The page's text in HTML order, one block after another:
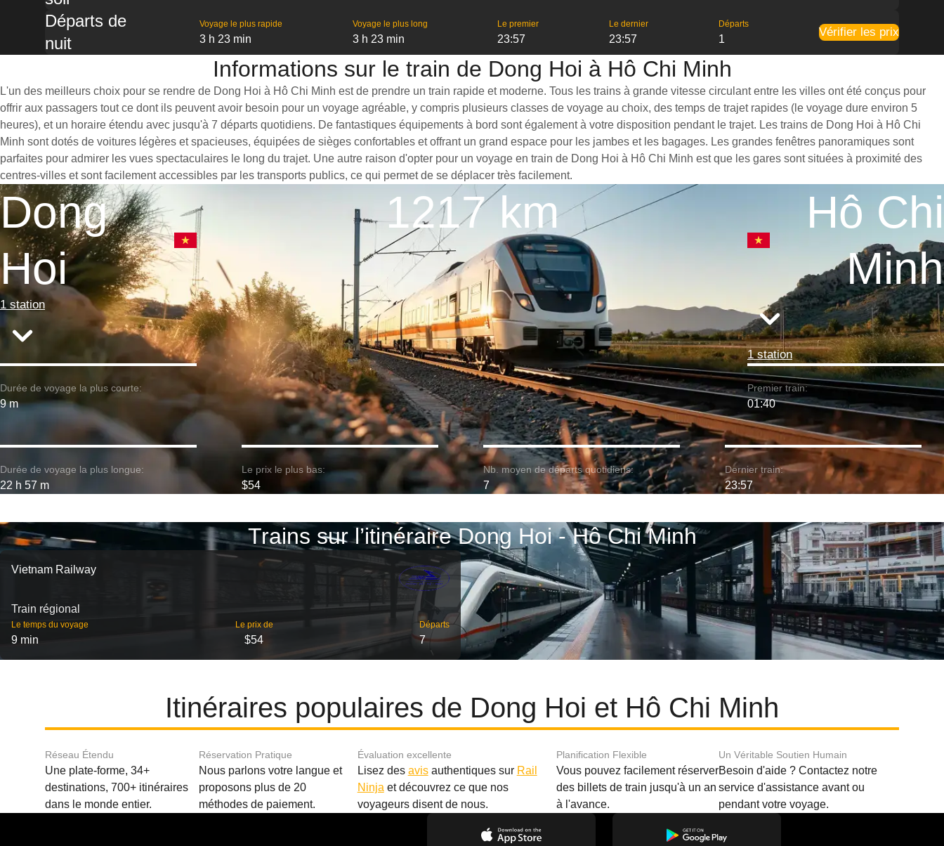
Départs de
nuit
Voyage le plus rapide
3 h 23 min
Voyage le plus long
3 h 23 min
Le premier
23:57
Le dernier
23:57
Départs
1
Vérifier les prix
Informations sur le train de Dong Hoi à Hô Chi Minh
L'un des meilleurs choix pour se rendre de Dong Hoi à Hô Chi Minh est de prendre un train rapide et moderne. Tous les trains à grande vitesse circulant entre les villes ont été conçus pour
offrir aux passagers tout ce dont ils peuvent avoir besoin pour un voyage agréable, y compris plusieurs classes de voyage au choix, des temps de trajet rapides (le voyage dure environ 5
heures), et un horaire étendu avec jusqu'à 7 départs quotidiens. De fantastiques équipements à bord sont également à votre disposition pendant le trajet. Les trains de Dong Hoi à Hô Chi
Minh sont dotés de voitures légères et spacieuses, équipées de sièges confortables et offrant un grand espace pour les jambes et les bagages. Les grandes fenêtres panoramiques sont
parfaites pour admirer les vues spectaculaires le long du trajet. Une autre raison d'opter pour un voyage en train de Dong Hoi à Hô Chi Minh est que les gares sont situées à proximité des
centres-villes et sont facilement accessibles par les transports publics, ce qui permet de se déplacer très facilement.
Dong
Hoi
1 station
1217 km
Hô Chi
Minh
1 station
Durée de voyage la plus courte:
9 m
Premier train:
01:40
Durée de voyage la plus longue:
22 h 57 m
Le prix le plus bas:
$54
Nb. moyen de départs quotidiens:
7
Dernier train:
23:57
Trains sur l’itinéraire Dong Hoi - Hô Chi Minh
Vietnam Railway
Train régional
Le temps du voyage
9 min
Le prix de
$54
Départs
7
Itinéraires populaires de Dong Hoi et Hô Chi Minh
Réseau Étendu
Une plate-forme, 34+
destinations, 700+ itinéraires
dans le monde entier.
Réservation Pratique
Nous parlons votre langue et
proposons plus de 20
méthodes de paiement.
Évaluation excellente
Lisez des avisauthentiques sur Rail
Ninja et découvrez ce que nos
voyageurs disent de nous.
Planification Flexible
Vous pouvez facilement réserver
des billets de train jusqu'à un an
à l'avance.
Un Véritable Soutien Humain
Besoin d'aide ? Contactez notre
service d'assistance avant ou
pendant votre voyage.